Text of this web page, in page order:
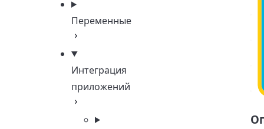
Переменные
Интеграция
приложений